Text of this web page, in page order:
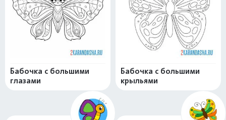
Бабочка с большими
глазами
Бабочка с большими
крыльями